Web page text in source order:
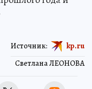
Светлана ЛЕОНОВА
Источник: kp.ru